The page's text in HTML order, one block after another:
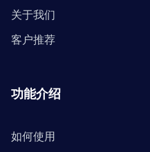
关于我们
客户推荐
功能介绍
如何使用